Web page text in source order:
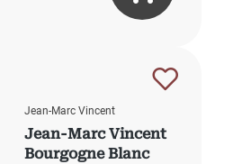
Jean-Marc Vincent
Jean-Marc Vincent
Bourgogne Blanc